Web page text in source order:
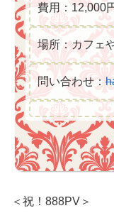
費用：12,000
場所：カフェ
問い合わせ：
＜祝！888PV＞